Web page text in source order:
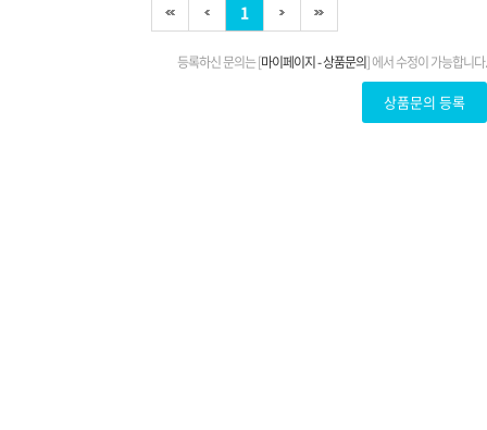
1
등록하신 문의는 [마이페이지 - 상품문의] 에서 수정이 가능합니다.
상품문의 등록